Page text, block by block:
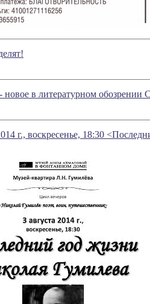
новое в литературном обозрении
г., воскресенье, 18:30